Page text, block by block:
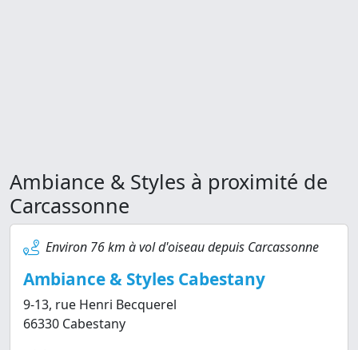
Ambiance & Styles à proximité de
Carcassonne
Environ 76 km à vol d'oiseau depuis Carcassonne
Ambiance & Styles Cabestany
9-13, rue Henri Becquerel
66330 Cabestany